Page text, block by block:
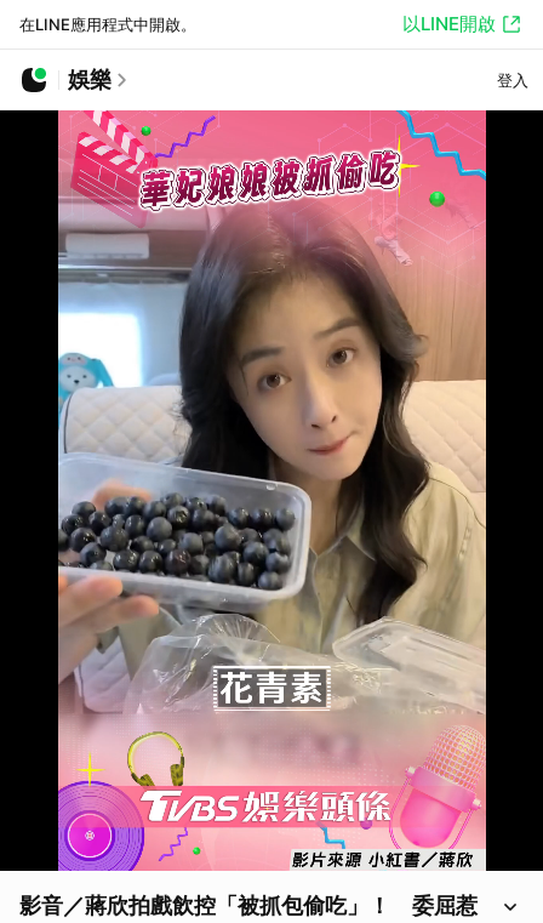
在LINE應用程式中開啟。 以LINE開啟
娛樂 登入
影音／蔣欣拍戲飲控「被抓包偷吃」！ 委屈惹